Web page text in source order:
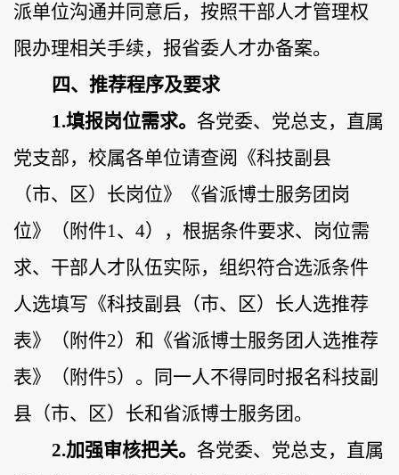
派单位沟通并同意后，按照干部人才管理权
限办理相关手续，报省委人才办备案。
四、推荐程序及要求
1.填报岗位需求。 各党委、党总支，直属
党支部，校属各单位请查阅《科技副县
（市、区）长岗位》《省派博士服务团岗
位》（附件1、 4），根据条件要求、岗位需
求、干部人才队伍实际，组织符合选派条件
人选填写《科技副县（市、区）长人选推荐
表》（附件2）和《省派博士服务团人选推荐
表》（附件5）。同一人不得同时报名科技副
县（市、区）长和省派博士服务团。
2.加强审核把关。 各党委、党总支，直属